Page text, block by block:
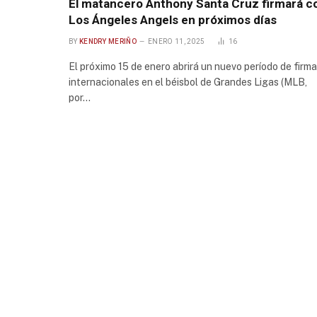
El matancero Anthony Santa Cruz firmará
Los Ángeles Angels en próximos días
BY KENDRY MERIÑO ENERO 11, 2025 16
El próximo 15 de enero abrirá un nuevo período de
internacionales en el béisbol de Grandes Ligas (MLB,
por…